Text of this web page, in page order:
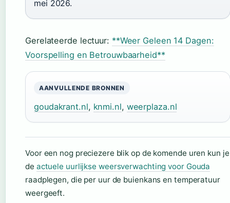
mei 2026.
Gerelateerde lectuur: **Weer Geleen 14 Dagen:
Voorspelling en Betrouwbaarheid**
AANVULLENDE BRONNEN
goudakrant.nl, knmi.nl, weerplaza.nl
Voor een nog preciezere blik op de komende uren kun je
de actuele uurlijkse weersverwachting voor Gouda
raadplegen, die per uur de buienkans en temperatuur
weergeeft.